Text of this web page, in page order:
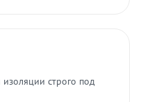
строго под